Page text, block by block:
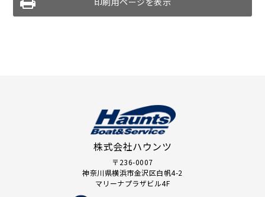
株式会社ハウンツ
〒236-0007
神奈川県横浜市金沢区白帆4-2
マリーナプラザビル4F